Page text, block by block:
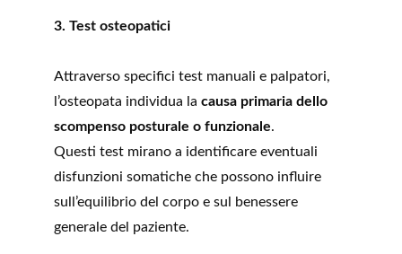
3. Test osteopatici
Attraverso specifici test manuali e palpatori,
l’osteopata individua la causa primaria dello
scompenso posturale o funzionale.
Questi test mirano a identificare eventuali
disfunzioni somatiche che possono influire
sull’equilibrio del corpo e sul benessere
generale del paziente.